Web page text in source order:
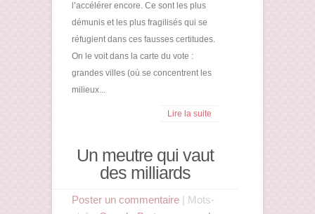
l’accélérer encore. Ce sont les plus
démunis et les plus fragilisés qui se
réfugient dans ces fausses certitudes.
On le voit dans la carte du vote :
grandes villes (où se concentrent les
milieux...
Lire la suite
Un meutre qui vaut
des milliards
Poster un commentaire | Mots-